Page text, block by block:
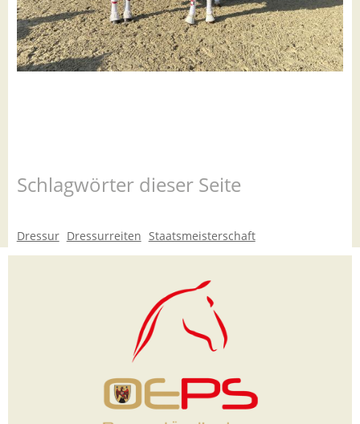
Schlagwörter dieser Seite
Dressur Dressurreiten Staatsmeisterschaft